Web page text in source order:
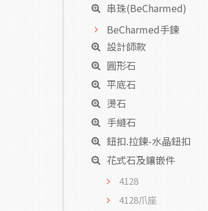
串珠(BeCharmed)
BeCharmed手鍊
設計師款
圓形石
平底石
燙石
手縫石
鈕扣.拉鍊-水晶鈕扣
花式石及鑲嵌件
4128
4128爪座